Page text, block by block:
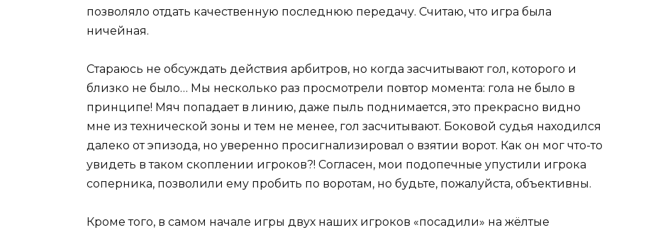
позволяло отдать качественную последнюю передачу. Считаю, что игра была
ничейная.
Стараюсь не обсуждать действия арбитров, но когда засчитывают гол, которого и
близко не было… Мы несколько раз просмотрели повтор момента: гола не было в
принципе! Мяч попадает в линию, даже пыль поднимается, это прекрасно видно
мне из технической зоны и тем не менее, гол засчитывают. Боковой судья находился
далеко от эпизода, но уверенно просигнализировал о взятии ворот. Как он мог что-то
увидеть в таком скоплении игроков?! Согласен, мои подопечные упустили игрока
соперника, позволили ему пробить по воротам, но будьте, пожалуйста, объективны.
Кроме того, в самом начале игры двух наших игроков «посадили» на жёлтые